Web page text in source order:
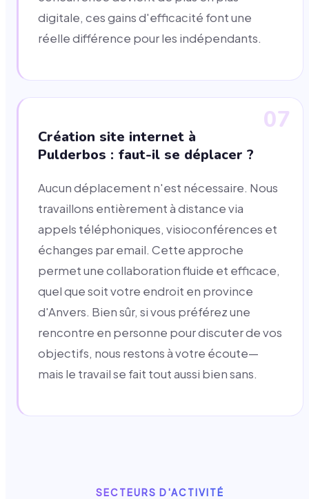
digitale, ces gains d'efficacité font une
réelle différence pour les indépendants.
07
Création site internet à
Pulderbos : faut-il se déplacer ?
Aucun déplacement n'est nécessaire. Nous
travaillons entièrement à distance via
appels téléphoniques, visioconférences et
échanges par email. Cette approche
permet une collaboration fluide et efficace,
quel que soit votre endroit en province
d'Anvers. Bien sûr, si vous préférez une
rencontre en personne pour discuter de vos
objectifs, nous restons à votre écoute—
mais le travail se fait tout aussi bien sans.
SECTEURS D'ACTIVITÉ